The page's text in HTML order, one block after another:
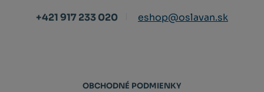
+421 917 233 020
eshop@oslavan.sk
OBCHODNÉ PODMIENKY